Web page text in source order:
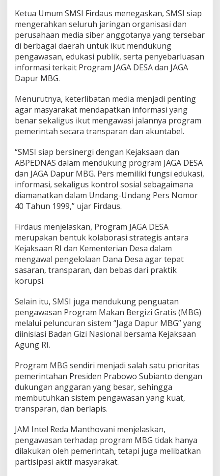
a
m
N
a
s
i
o
Ketua Umum SMSI Firdaus menegaskan, SMSI siap
mengerahkan seluruh jaringan organisasi dan
perusahaan media siber anggotanya yang tersebar
di berbagai daerah untuk ikut mendukung
pengawasan, edukasi publik, serta penyebarluasan
informasi terkait Program JAGA DESA dan JAGA
Dapur MBG.
Menurutnya, keterlibatan media menjadi penting
agar masyarakat mendapatkan informasi yang
benar sekaligus ikut mengawasi jalannya program
pemerintah secara transparan dan akuntabel.
“SMSI siap bersinergi dengan Kejaksaan dan
ABPEDNAS dalam mendukung program JAGA DESA
dan JAGA Dapur MBG. Pers memiliki fungsi edukasi,
informasi, sekaligus kontrol sosial sebagaimana
diamanatkan dalam Undang-Undang Pers Nomor
40 Tahun 1999,” ujar Firdaus.
Firdaus menjelaskan, Program JAGA DESA
merupakan bentuk kolaborasi strategis antara
Kejaksaan RI dan Kementerian Desa dalam
mengawal pengelolaan Dana Desa agar tepat
sasaran, transparan, dan bebas dari praktik
korupsi.
Selain itu, SMSI juga mendukung penguatan
pengawasan Program Makan Bergizi Gratis (MBG)
melalui peluncuran sistem “Jaga Dapur MBG” yang
diinisiasi Badan Gizi Nasional bersama Kejaksaan
Agung RI.
Program MBG sendiri menjadi salah satu prioritas
pemerintahan Presiden Prabowo Subianto dengan
dukungan anggaran yang besar, sehingga
membutuhkan sistem pengawasan yang kuat,
transparan, dan berlapis.
JAM Intel Reda Manthovani menjelaskan,
pengawasan terhadap program MBG tidak hanya
dilakukan oleh pemerintah, tetapi juga melibatkan
partisipasi aktif masyarakat.